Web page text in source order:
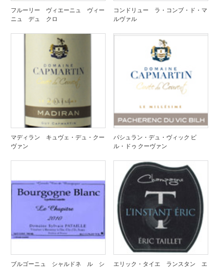
フルーリー ヴィエーニュ ヴィー
ニュ デュ クロ
コンドリュー ラ・コンブ・ド・マ
ルヴァル
マディラン キュヴェ・デュ・クー
ヴァン
パシュラン・デュ・ヴィック ビ
ル・ドゥ クーヴァン
ブルゴーニュ シャルドネ ル シ
エリック・タイエ ランスタン エ